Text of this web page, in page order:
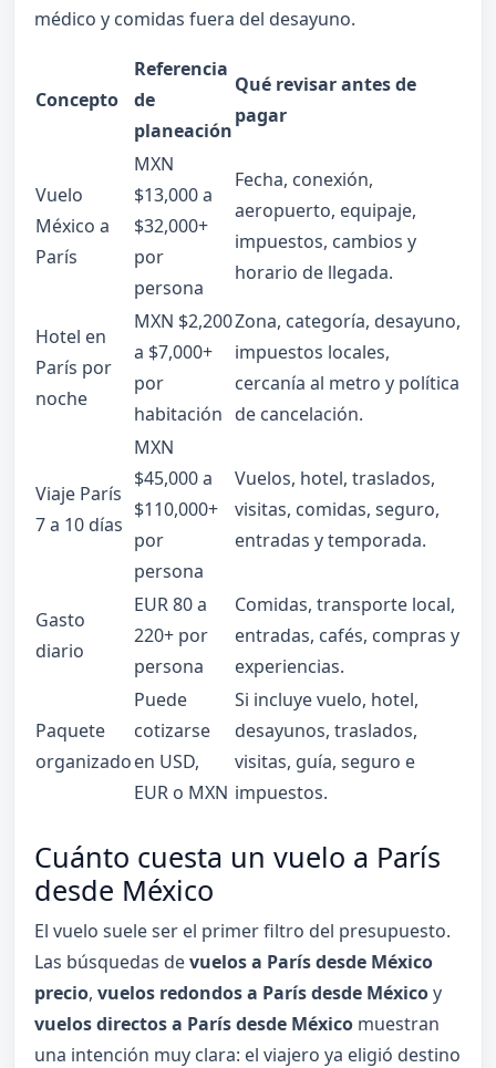
médico y comidas fuera del desayuno.
Concepto
Referencia
de
planeación
Qué revisar antes de
pagar
Vuelo
México a
París
MXN
$13,000 a
$32,000+
por
persona
Fecha, conexión,
aeropuerto, equipaje,
impuestos, cambios y
horario de llegada.
Hotel en
París por
noche
MXN $2,200
a $7,000+
por
habitación
Zona, categoría, desayuno,
impuestos locales,
cercanía al metro y política
de cancelación.
Viaje París
7 a 10 días
MXN
$45,000 a
$110,000+
por
persona
Vuelos, hotel, traslados,
visitas, comidas, seguro,
entradas y temporada.
Gasto
diario
EUR 80 a
220+ por
persona
Comidas, transporte local,
entradas, cafés, compras y
experiencias.
Paquete
organizado
Puede
cotizarse
en USD,
EUR o MXN
Si incluye vuelo, hotel,
desayunos, traslados,
visitas, guía, seguro e
impuestos.
Cuánto cuesta un vuelo a París
desde México
El vuelo suele ser el primer filtro del presupuesto.
Las búsquedas devuelos a París desde México
precio, vuelos redondos a París desde Méxicoy
vuelos directos a París desde Méxicomuestran
una intención muy clara: el viajero ya eligió destino